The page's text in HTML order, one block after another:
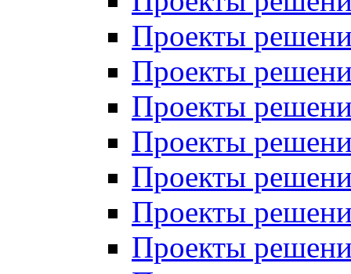
Проекты
Проекты
Проекты
Проекты
Проекты
Проекты
Проекты